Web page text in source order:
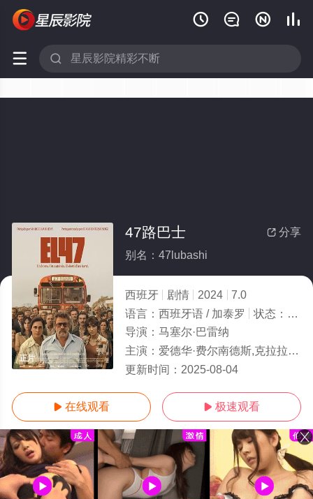
   
 
正片
 分享
47路巴士
别名：47lubashi
西班牙 剧情 2024
7.0
语言： 西班牙语 / 加泰罗 状态： 正片
导演： 马塞尔·巴雷纳
主演： 爱德华·费尔南德斯,克拉拉·塞古拉,佐伊·博纳丰特,萨尔瓦·雷纳,奥斯卡·德·拉·弗恩特,贝茜·特内兹,文森特·罗米洛,卡洛斯.
更新时间： 2025-08-04
 在线观看  极速观看